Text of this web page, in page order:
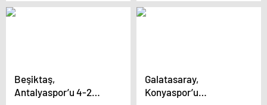
ziyaret etti
Hacıosmanoğlu’nu
Beşiktaş,
Antalyaspor’u 4-2
Galatasaray,
Konyaspor’u